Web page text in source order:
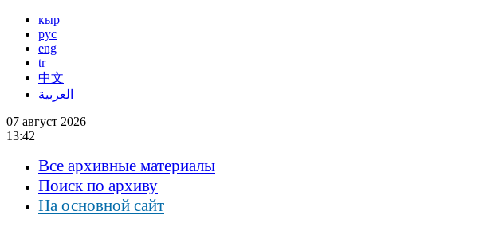
кыр
рус
eng
tr
中文
العربية
07 август 2026
13:42
Все архивные материалы
Поиск по архиву
На основной сайт